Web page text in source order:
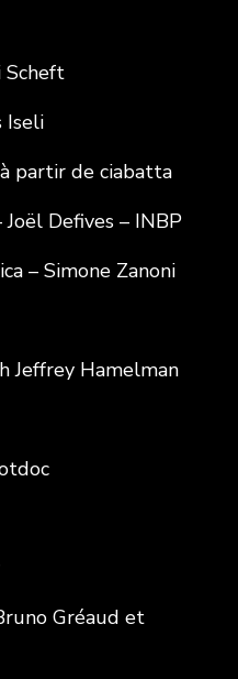
Scheft
Iseli
partir de ciabatta
Defives – INBP
– Simone Zanoni
Jeffrey Hamelman
Gréaud et